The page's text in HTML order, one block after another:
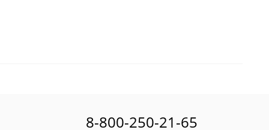
8-800-250-21-65